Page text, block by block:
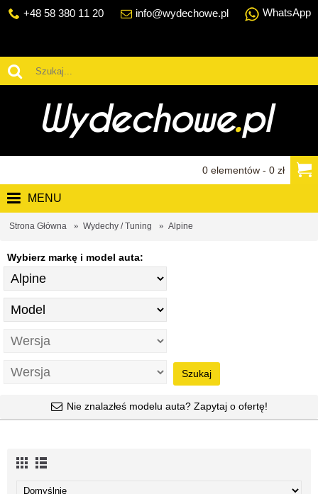
+48 58 380 11 20 info@wydechowe.pl WhatsApp
0 elementów - 0 zł
MENU
Strona Główna Wydechy / Tuning Alpine
Wybierz markę i model auta:
Szukaj
Nie znalazłeś modelu auta? Zapytaj o ofertę!